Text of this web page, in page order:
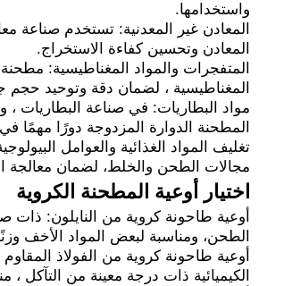
واستخدامها.
المعادن غير المعدنية: تستخدم صناعة
المعادن وتحسين كفاءة الاستخراج.
المتفجرات والمواد المغناطيسية:
المغناطيسية ، لضمان دقة وتوحيد حجم
مواد البطاريات: في صناعة البطاريات
المطحنة الدوارة المزدوجة دورًا مهمًا
تغليف المواد الغذائية والعوامل
مجالات الطحن والخلط، لضمان معالجة
اختيار أوعية المطحنة الكروية
أوعية طاحونة كروية من النايلون: ذات
الطحن، ومناسبة لبعض المواد الأخف
الكيميائية ذات درجة معينة من التآكل